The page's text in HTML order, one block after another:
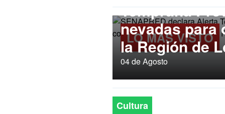
LO MÁS VISTO
Temprana
nevadas para
la Región de
04 de Agosto
Cultura